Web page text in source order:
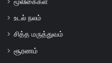
மூலிகைகள்
உடல் நலம்
சித்த மருத்துவம்
சூரணம்